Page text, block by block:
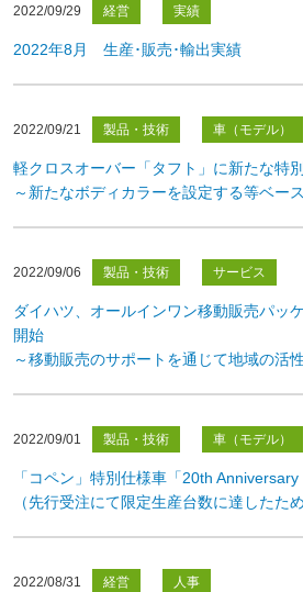
2022/09/29 経営 実績
2022年8月 生産･販売･輸出実績
2022/09/21 製品・技術 車（モデル）
軽クロスオーバー「タフト」に新たな特
～新たなボディカラーを設定する等ベー
2022/09/06 製品・技術 サービス
ダイハツ、オールインワン移動販売パッ
開始
～移動販売のサポートを通じて地域の活
2022/09/01 製品・技術 車（モデル）
「コペン」特別仕様車「20th
（先行受注にて限定生産台数に達したた
2022/08/31 経営 人事